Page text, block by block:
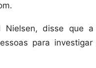
Nielsen, disse que a
para